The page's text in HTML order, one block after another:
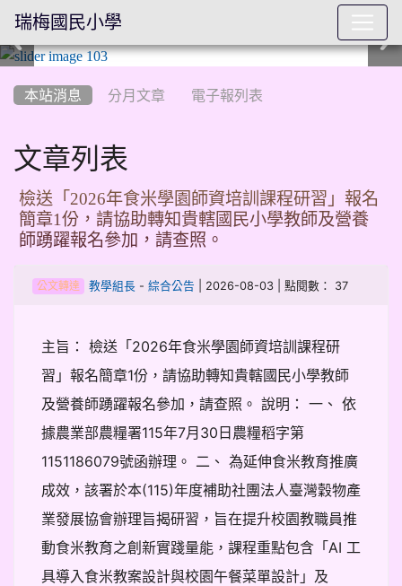
本站消息 分月文章 電子報列表
文章列表
檢送「2026年食米學園師資培訓課程研習」報名
簡章1份，請協助轉知貴轄國民小學教師及營養
師踴躍報名參加，請查照。
公文轉達 教學組長- 綜合公告 | 2026-08-03 | 點閱數： 37
主旨： 檢送「2026年食米學園師資培訓課程研
習」報名簡章1份，請協助轉知貴轄國民小學教師
及營養師踴躍報名參加，請查照。 說明： 一、 依
據農業部農糧署115年7月30日農糧稻字第
1151186079號函辦理。 二、 為延伸食米教育推廣
成效，該署於本(115)年度補助社團法人臺灣穀物產
業發展協會辦理旨揭研習，旨在提升校園教職員推
動食米教育之創新實踐量能，課程重點包含「AI 工
具導入食米教案設計與校園午餐菜單設計」及
瑞梅國民小學